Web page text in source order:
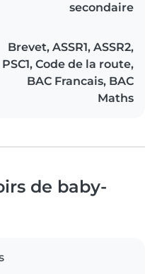
secondaire
Brevet, ASSR1, ASSR2,
PSC1, Code de la route,
BAC Francais, BAC
Maths
de baby-